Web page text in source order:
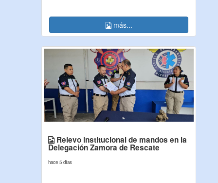
más...
Relevo institucional de mandos en la
Delegación Zamora de Rescate
hace 5 días